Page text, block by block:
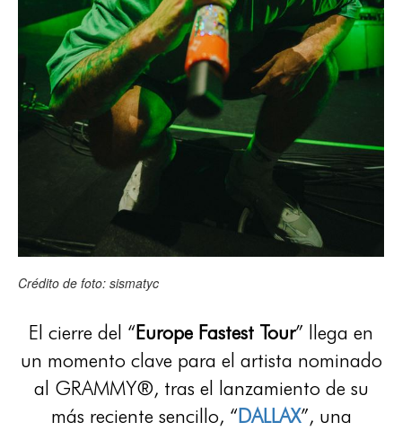
Crédito de foto: sismatyc
El cierre del “Europe Fastest Tour” llega en
un momento clave para el artista nominado
al GRAMMY®, tras el lanzamiento de su
más reciente sencillo, “DALLAX”, una